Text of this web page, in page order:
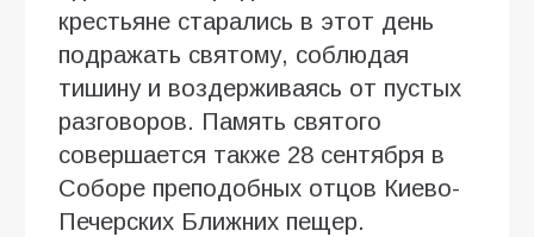
крестьяне старались в этот день
подражать святому, соблюдая
тишину и воздерживаясь от пустых
разговоров. Память святого
совершается также 28 сентября в
Соборе преподобных отцов Киево-
Печерских Ближних пещер.